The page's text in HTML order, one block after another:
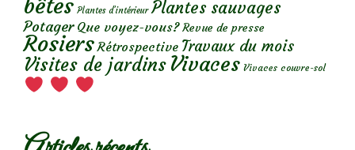
bêtes Plantes d’intérieur Plantes sauvages
Potager Que voyez-vous? Revue de presse
Rosiers Rétrospective Travaux du mois
Visites de jardins Vivaces Vivaces couvre-sol